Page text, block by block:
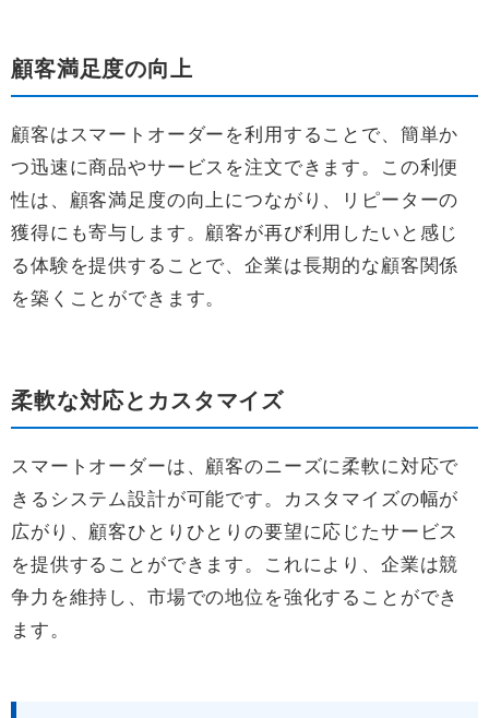
顧客満足度の向上
顧客はスマートオーダーを利用することで、簡単か
つ迅速に商品やサービスを注文できます。この利便
性は、顧客満足度の向上につながり、リピーターの
獲得にも寄与します。顧客が再び利用したいと感じ
る体験を提供することで、企業は長期的な顧客関係
を築くことができます。
柔軟な対応とカスタマイズ
スマートオーダーは、顧客のニーズに柔軟に対応で
きるシステム設計が可能です。カスタマイズの幅が
広がり、顧客ひとりひとりの要望に応じたサービス
を提供することができます。これにより、企業は競
争力を維持し、市場での地位を強化することができ
ます。